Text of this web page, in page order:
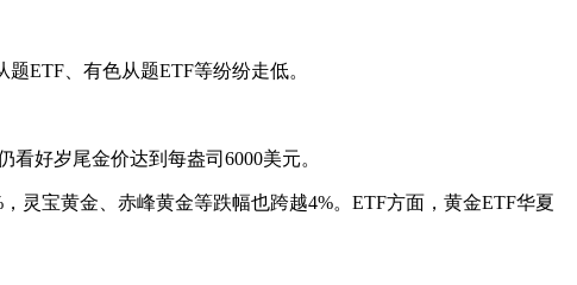
ETF、有色从题ETF等纷纷走低。
好岁尾金价达到每盎司6000美元。
宝黄金、赤峰黄金等跌幅也跨越4%。ETF方面，黄金ETF华夏